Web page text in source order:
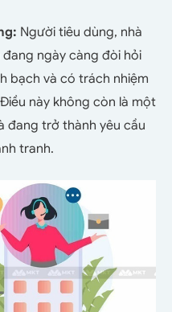
Người tiêu dùng, nhà
ngày càng đòi hỏi
bạch và có trách nhiệm
này không còn là một
đang trở thành yêu cầu
tranh.